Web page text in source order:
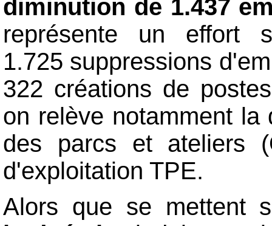
diminution de 1.437
représente un effort
1.725 suppressions
322 créations de
on relève notamment la
des parcs et ateliers
d'exploitation TPE.
Alors que se mettent